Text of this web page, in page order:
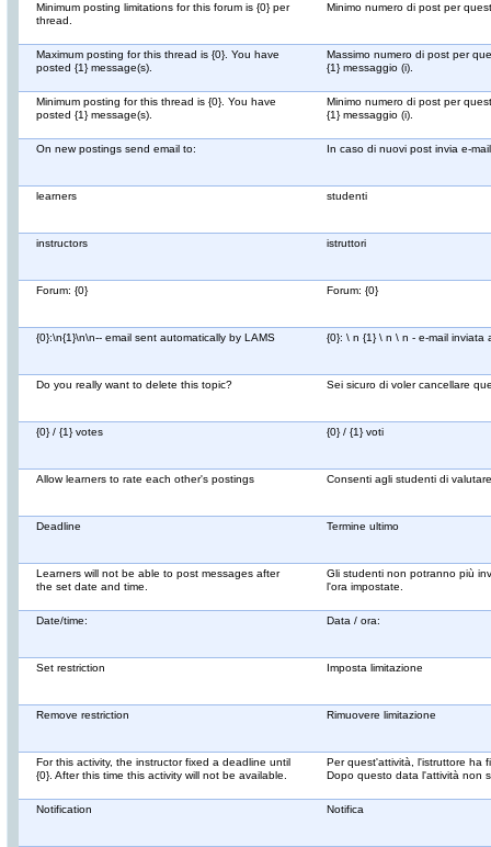
Minimum posting limitations for this forum is {0} per
thread.
Minimo numero di post per
Maximum posting for this thread is {0}. You have
posted {1} message(s).
Massimo numero di post per
{1} messaggio (i).
Minimum posting for this thread is {0}. You have
posted {1} message(s).
Minimo numero di post per
{1} messaggio (i).
On new postings send email to: In caso di nuovi post invia e-
learners studenti
instructors istruttori
Forum: {0} Forum: {0}
{0}:\n{1}\n\n-- email sent automatically by LAMS {0}: \ n {1} \ n \ n - e-mail inviata
Do you really want to delete this topic? Sei sicuro di voler cancellare
{0} / {1} votes {0} / {1} voti
Allow learners to rate each other's postings Consenti agli studenti di
Deadline Termine ultimo
Learners will not be able to post messages after
the set date and time.
Gli studenti non potranno più
l'ora impostate.
Date/time: Data / ora:
Set restriction Imposta limitazione
Remove restriction Rimuovere limitazione
For this activity, the instructor fixed a deadline until
{0}. After this time this activity will not be available.
Per quest'attività, l'istruttore ha
Dopo questo data l'attività non
Notification Notifica